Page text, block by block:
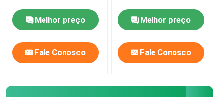
Melhor preço
Fale Conosco
Melhor preço
Fale Conosco